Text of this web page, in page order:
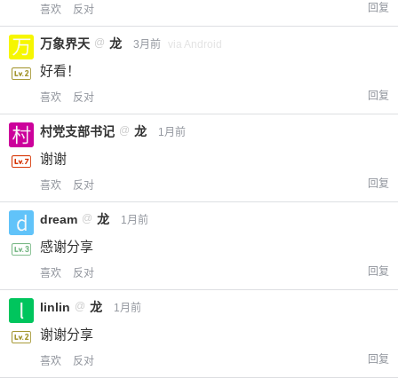
喜欢 反对 回复
万象界天 @ 龙 3月前 via Android
好看！
喜欢 反对 回复
村党支部书记 @ 龙 1月前
谢谢
喜欢 反对 回复
dream @ 龙 1月前
感谢分享
喜欢 反对 回复
linlin @ 龙 1月前
谢谢分享
喜欢 反对 回复